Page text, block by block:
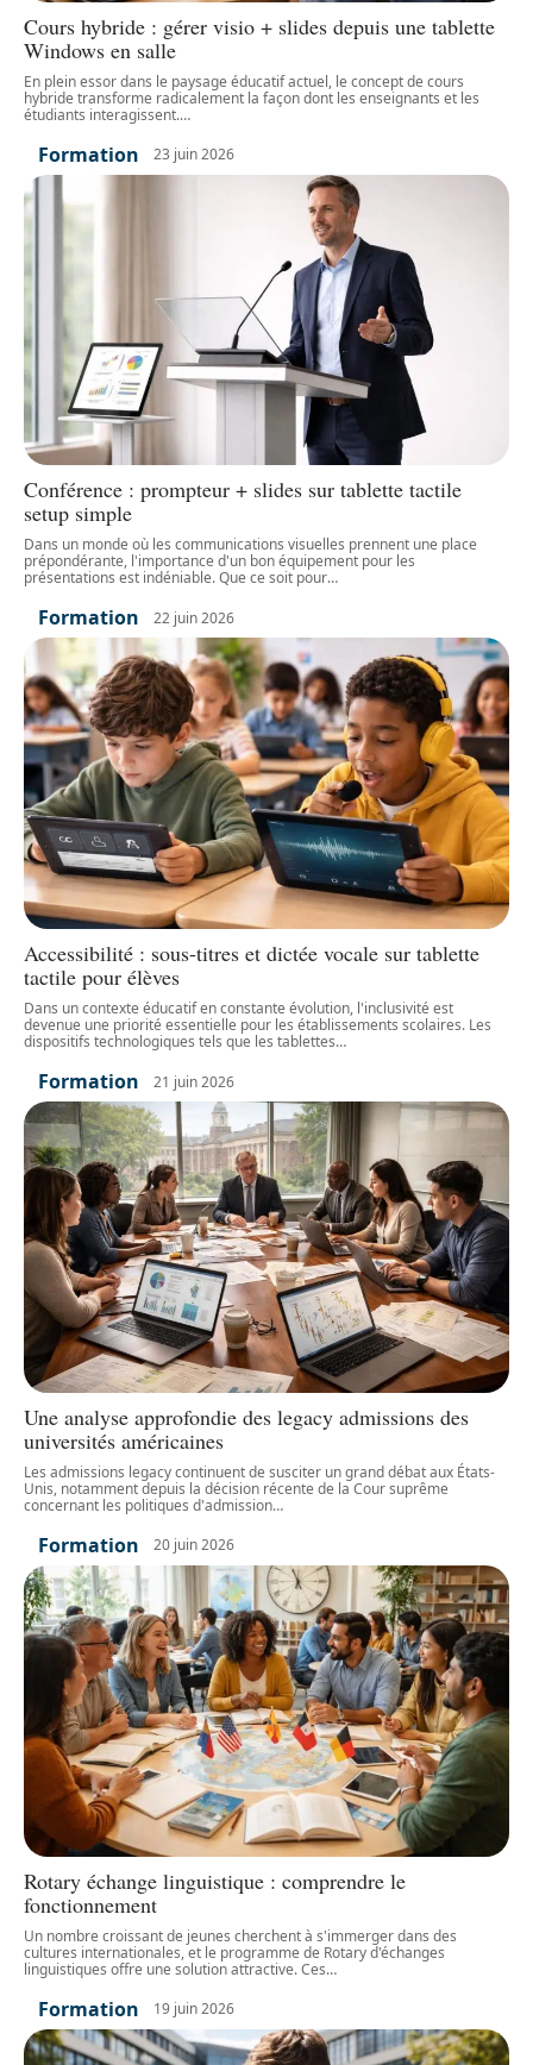
Cours hybride : gérer visio + slides depuis une tablette
Windows en salle
En plein essor dans le paysage éducatif actuel, le concept de cours
hybride transforme radicalement la façon dont les enseignants et les
étudiants interagissent.…
Formation 23 juin 2026
Conférence : prompteur + slides sur tablette tactile
setup simple
Dans un monde où les communications visuelles prennent une place
prépondérante, l'importance d'un bon équipement pour les
présentations est indéniable. Que ce soit pour…
Formation 22 juin 2026
Accessibilité : sous-titres et dictée vocale sur tablette
tactile pour élèves
Dans un contexte éducatif en constante évolution, l'inclusivité est
devenue une priorité essentielle pour les établissements scolaires. Les
dispositifs technologiques tels que les tablettes…
Formation 21 juin 2026
Une analyse approfondie des legacy admissions des
universités américaines
Les admissions legacy continuent de susciter un grand débat aux États-
Unis, notamment depuis la décision récente de la Cour suprême
concernant les politiques d'admission…
Formation 20 juin 2026
Rotary échange linguistique : comprendre le
fonctionnement
Un nombre croissant de jeunes cherchent à s'immerger dans des
cultures internationales, et le programme de Rotary d'échanges
linguistiques offre une solution attractive. Ces…
Formation 19 juin 2026